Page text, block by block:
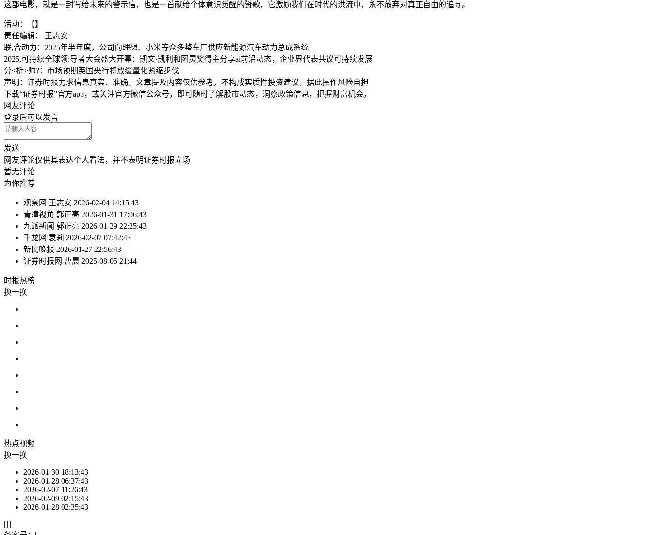
这部电影，就是一封写给未来的警示信，也是一首献给个体意识觉醒的赞歌，它激励我们在时代的洪流中，永不放弃对真正自由的追寻。
活动：【】
责任编辑： 王志安
联,合动力：2025年半年度，公司向理想、小米等众多整车厂供应新能源汽车动力总成系统
2025,可持续全球领:导者大会盛大开幕：凯文·凯利和图灵奖得主分享ai前沿动态，企业界代表共议可持续发展
分<析>师?：市场预期英国央行将放缓量化紧缩步伐
声明：证券时报力求信息真实、准确，文章提及内容仅供参考，不构成实质性投资建议，据此操作风险自担
下载“证券时报”官方app，或关注官方微信公众号，即可随时了解股市动态，洞察政策信息，把握财富机会。
网友评论
登录后可以发言
发送
网友评论仅供其表达个人看法，并不表明证券时报立场
暂无评论
为你推荐
观察网 王志安 2026-02-04 14:15:43
青瞳视角 郭正亮 2026-01-31 17:06:43
九派新闻 郭正亮 2026-01-29 22:25:43
千龙网 袁莉 2026-02-07 07:42:43
新民晚报 2026-01-27 22:56:43
证券时报网 曹晨 2025-08-05 21:44
时报热榜
换一换
热点视频
换一换
2026-01-30 18:13:43
2026-01-28 06:37:43
2026-02-07 11:26:43
2026-02-09 02:15:43
2026-01-28 02:35:43
|||||